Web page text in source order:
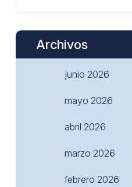
Archivos
junio 2026
mayo 2026
abril 2026
marzo 2026
febrero 2026